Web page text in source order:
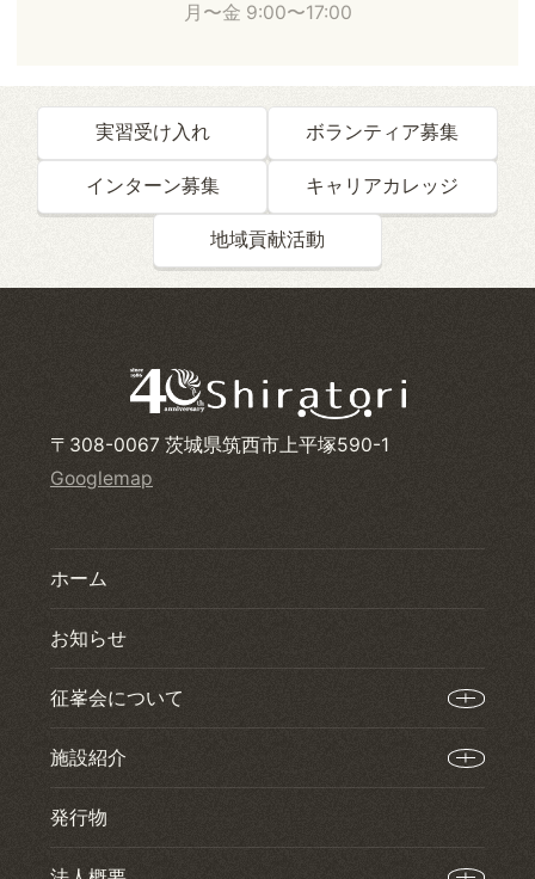
月〜金 9:00〜17:00
実習受け入れ ボランティア募集
インターン募集 キャリアカレッジ
地域貢献活動
〒308-0067 茨城県筑西市上平塚590-1
Googlemap
ホーム
お知らせ
征峯会について
施設紹介
発行物